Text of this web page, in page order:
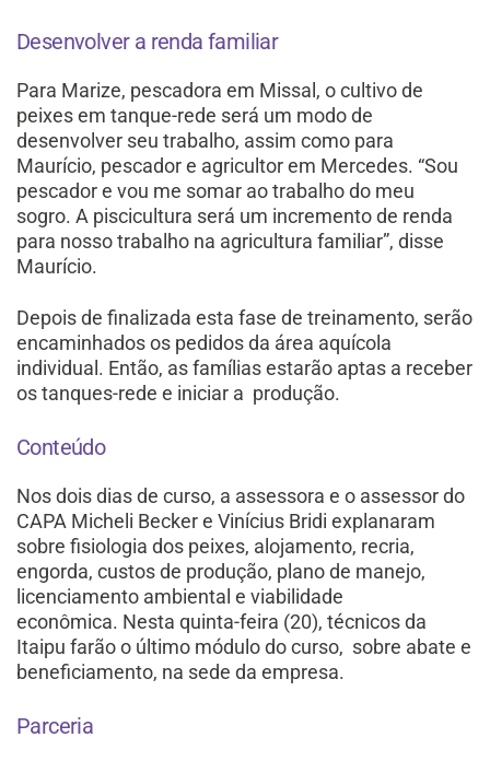
Desenvolver a renda familiar
Para Marize, pescadora em Missal, o cultivo de
peixes em tanque-rede será um modo de
desenvolver seutrabalho, assim como para
Maurício, pescador e agricultor em Mercedes. “Sou
pescador e vou me somar ao trabalho do meu
sogro. A piscicultura será um incremento de renda
para nosso trabalho na agricultura familiar”, disse
Maurício.
Depois de finalizada esta fase de treinamento, serão
encaminhados os pedidos da área aquícola
individual. Então, as famílias estarão aptas a receber
os tanques-rede e iniciar a produção.
Conteúdo
Nos dois dias de curso, a assessora e o assessor do
CAPA Micheli Becker e Vinícius Bridi explanaram
sobre fisiologia dos peixes, alojamento, recria,
engorda, custos de produção, plano de manejo,
licenciamento ambiental e viabilidade
econômica. Nesta quinta-feira (20), técnicos da
Itaipu farão o último módulo do curso, sobre abate e
beneficiamento, na sede da empresa.
Parceria